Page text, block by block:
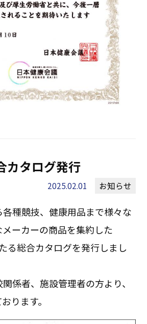
タログ発行
2025.02.01 お知らせ
種競技、健康用品まで様々な
ーカーの商品を集約した
る総合カタログを発行しまし
係者、施設管理者の方より、
ります。